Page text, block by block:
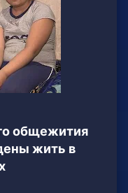
общежития
жить в